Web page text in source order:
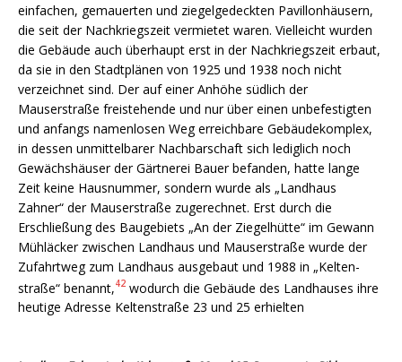
einfachen, gemauerten und ziegelgedeckten Pavillon­häusern,
die seit der Nachkriegszeit vermietet waren. Vielleicht wurden
die Gebäude auch überhaupt erst in der Nachkriegszeit erbaut,
da sie in den Stadtplänen von 1925 und 1938 noch nicht
verzeichnet sind. Der auf einer Anhöhe südlich der
Mauserstraße freistehende und nur über einen unbefestigten
und anfangs namenlosen Weg erreichbare Gebäudekomplex,
in dessen unmittelbarer Nachbar­schaft sich lediglich noch
Gewächshäuser der Gärtnerei Bauer befanden, hatte lange
Zeit keine Hausnummer, sondern wurde als „Landhaus
Zahner“ der Mauserstraße zugerechnet. Erst durch die
Erschließung des Baugebiets „An der Ziegelhütte“ im Gewann
Mühläcker zwischen Landhaus und Mauserstraße wurde der
Zufahrtweg zum Landhaus ausgebaut und 1988 in „Kelten­
straße“ benannt,42 wodurch die Gebäude des Landhauses ihre
heutige Adresse Keltenstraße 23 und 25 erhielten